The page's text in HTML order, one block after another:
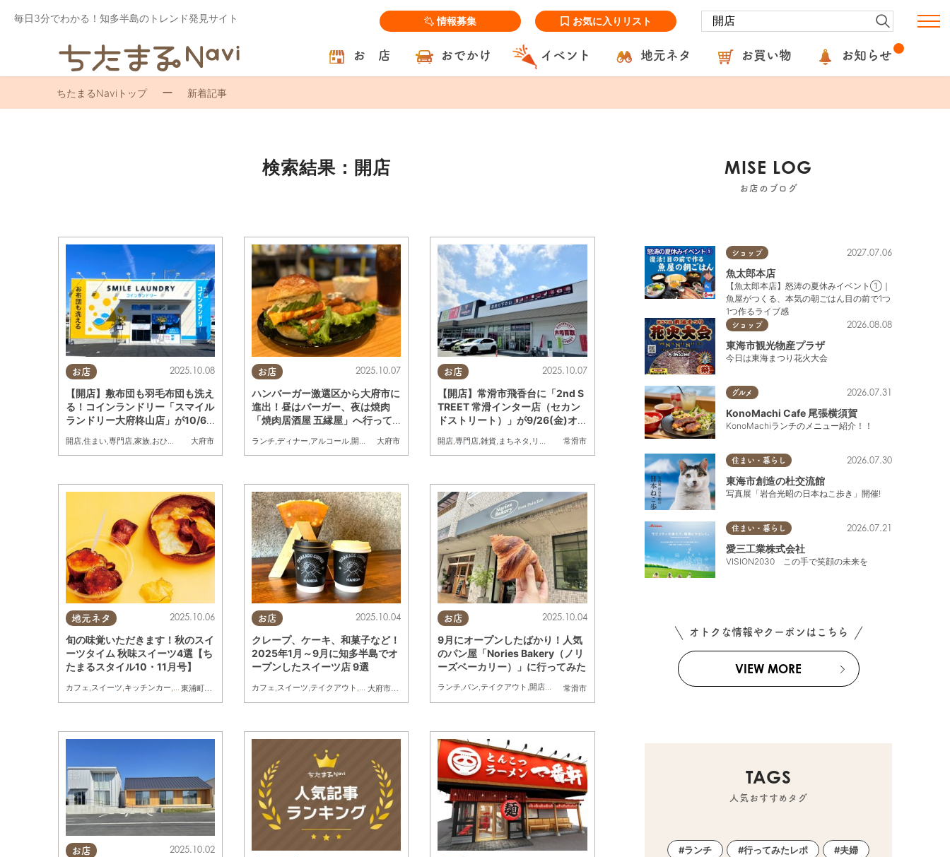
毎日3分でわかる！知多半島のトレンド発見サイト 情報募集 お気に入りリスト
お 店 おでかけ イベント 地元ネタ お買い物 お知らせ
ちたまるNaviトップ 新着記事
検索結果：開店
お店
大府市
2025.10.08
【開店】敷布団も羽毛布団も洗え
る！コインランドリー「スマイル
ランドリー大府柊山店」が10/6
開店 住まい 専門店 家族 おひとりさま
お店
大府市
2025.10.07
ハンバーガー激選区から大府市に
進出！昼はバーガー、夜は焼肉
「焼肉居酒屋 五縁屋」へ行って
ランチ ,ディナー アルコール ,開店 行ってみたレポ ちたまる広告
お店
常滑市
2025.10.07
【開店】常滑市飛香台に「2nd S
TREET 常滑インター店（セカン
ドストリート）」が9/26(金)オ
開店 ,専門店 ,雑貨 まちネタ リサイクルショップ
地元ネタ
東浦町常滑市 美浜町,南知多町
2025.10.06
旬の味覚いただきます！秋のスイ
ーツタイム 秋味スイーツ4選【ち
たまるスタイル10・11月号】
カフェ,スイーツ,キッチンカー,専門店,まちネタ ちたまるスタイル掲載店
お店
大府市
, 東浦町 常滑市,武豊町 ,南知多町
2025.10.04
クレープ、ケーキ、和菓子など！
2025年1月～9月に知多半島でオ
ープンしたスイーツ店 9選
カフェ,スイーツ,テイクアウト ,キッチンカー リニューアル,まとめ記事
お店
常滑市
2025.10.04
9月にオープンしたばかり！人気
のパン屋「Nories Bakery（ノリ
ーズベーカリー）」に行ってみた
ランチ,パン,テイクアウト ,開店,行ってみたレポ
お店 2025.10.02
MISE LOG
お店のブログ
ショップ 2027.07.06
魚太郎本店
【魚太郎本店】怒涛の夏休みイベント①｜
魚屋がつくる、本気の朝ごはん目の前で1つ
1つ作るライブ感
ショップ 2026.08.08
東海市観光物産プラザ
今日は東海まつり花火大会
グルメ 2026.07.31
KonoMachi Cafe 尾張横須賀
KonoMachiランチのメニュー紹介！！
住まい・暮らし 2026.07.30
東海市創造の杜交流館
写真展「岩合光昭の日本ねこ歩き」開催!
住まい・暮らし 2026.07.21
愛三工業株式会社
VISION2030 この手で笑顔の未来を
オトクな情報やクーポンはこちら
VIEW MORE
TAGS
人気おすすめタグ
ランチ 行ってみたレポ 夫婦